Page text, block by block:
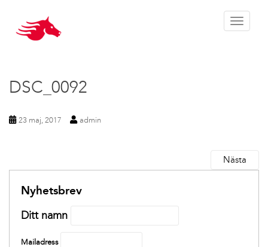
Toggle
DSC_0092
23 maj, 2017 admin
Nästa
Nyhetsbrev
Ditt namn
Mailadress